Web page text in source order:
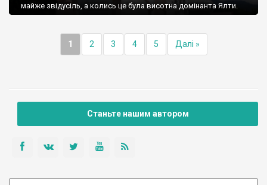
майже звідусіль, а колись це була висотна домінанта Ялти.
1 2 3 4 5 Далі »
Станьте нашим автором